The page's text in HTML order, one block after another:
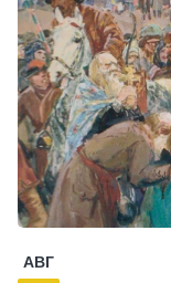
АВГ